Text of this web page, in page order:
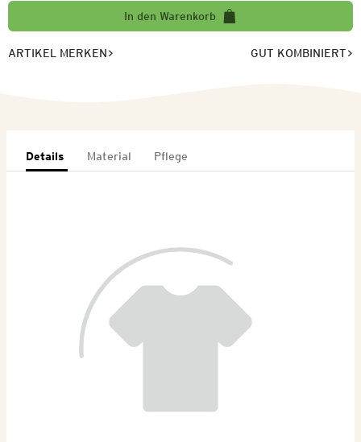
In den Warenkorb
ARTIKEL MERKEN GUT KOMBINIERT
Details Material Pflege